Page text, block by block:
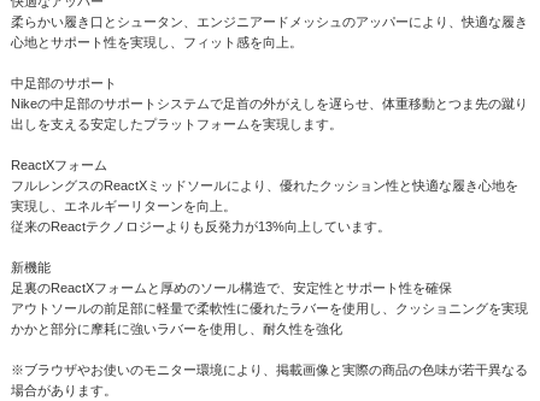
柔らかい履き口とシュータン、エンジニアードメッシュのアッパーにより、快適な履き
心地とサポート性を実現し、フィット感を向上。
中足部のサポート
Nikeの中足部のサポートシステムで足首の外がえしを遅らせ、体重移動とつま先の蹴り
出しを支える安定したプラットフォームを実現します。
ReactXフォーム
フルレングスのReactXミッドソールにより、優れたクッション性と快適な履き心地を
実現し、エネルギーリターンを向上。
従来のReactテクノロジーよりも反発力が13%向上しています。
新機能
足裏のReactXフォームと厚めのソール構造で、安定性とサポート性を確保
アウトソールの前足部に軽量で柔軟性に優れたラバーを使用し、クッショニングを実現
かかと部分に摩耗に強いラバーを使用し、耐久性を強化
※ブラウザやお使いのモニター環境により、掲載画像と実際の商品の色味が若干異なる
場合があります。